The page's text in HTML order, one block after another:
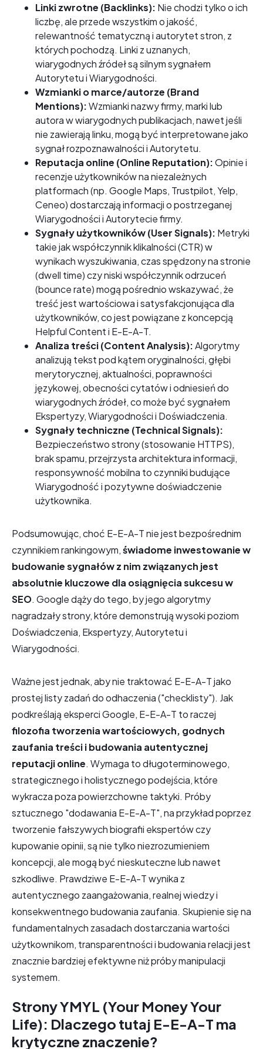
Linki zwrotne (Backlinks): Nie chodzi tylko o ich
liczbę, ale przede wszystkim o jakość,
relewantność tematyczną i autorytet stron, z
których pochodzą. Linki z uznanych,
wiarygodnych źródeł są silnym sygnałem
Autorytetu i Wiarygodności.
Wzmianki o marce/autorze (Brand
Mentions):Wzmianki nazwy firmy, marki lub
autora w wiarygodnych publikacjach, nawet jeśli
nie zawierają linku, mogą być interpretowane jako
sygnał rozpoznawalności i Autorytetu.
Reputacja online (Online Reputation):Opinie i
recenzje użytkowników na niezależnych
platformach (np. Google Maps, Trustpilot, Yelp,
Ceneo) dostarczają informacji o postrzeganej
Wiarygodności i Autorytecie firmy.
Sygnały użytkowników (User Signals): Metryki
takie jak współczynnik klikalności (CTR) w
wynikach wyszukiwania, czas spędzony na stronie
(dwell time) czy niski współczynnik odrzuceń
(bounce rate) mogą pośrednio wskazywać, że
treść jest wartościowa i satysfakcjonująca dla
użytkowników, co jest powiązane z koncepcją
Helpful Content i E-E-A-T.
Analiza treści (Content Analysis):Algorytmy
analizują tekst pod kątem oryginalności, głębi
merytorycznej, aktualności, poprawności
językowej, obecności cytatów i odniesień do
wiarygodnych źródeł, co może być sygnałem
Ekspertyzy, Wiarygodności i Doświadczenia.
Sygnały techniczne (Technical Signals):
Bezpieczeństwo strony (stosowanie HTTPS),
brak spamu, przejrzysta architektura informacji,
responsywność mobilna to czynniki budujące
Wiarygodność i pozytywne doświadczenie
użytkownika.
Podsumowując, choć E-E-A-T nie jest bezpośrednim
czynnikiem rankingowym,świadome inwestowanie w
budowanie sygnałów z nim związanych jest
absolutnie kluczowe dla osiągnięcia sukcesu w
SEO. Google dąży do tego, by jego algorytmy
nagradzały strony, które demonstrują wysoki poziom
Doświadczenia, Ekspertyzy, Autorytetu i
Wiarygodności.
Ważne jest jednak, aby nie traktować E-E-A-T jako
prostej listy zadań do odhaczenia ("checklisty"). Jak
podkreślają eksperci Google, E-E-A-T to raczej
filozofia tworzenia wartościowych, godnych
zaufania treści i budowania autentycznej
reputacji online. Wymaga to długoterminowego,
strategicznego i holistycznego podejścia, które
wykracza poza powierzchowne taktyki. Próby
sztucznego "dodawania E-E-A-T", na przykład poprzez
tworzenie fałszywych biografii ekspertów czy
kupowanie opinii, są nie tylko niezrozumieniem
koncepcji, ale mogą być nieskuteczne lub nawet
szkodliwe. Prawdziwe E-E-A-T wynika z
autentycznego zaangażowania, realnej wiedzy i
konsekwentnego budowania zaufania. Skupienie się na
fundamentalnych zasadach dostarczania wartości
użytkownikom, transparentności i budowania relacji jest
znacznie bardziej efektywne niż próby manipulacji
systemem.
Strony YMYL (Your Money Your
Life): Dlaczego tutaj E-E-A-T ma
krytyczne znaczenie?